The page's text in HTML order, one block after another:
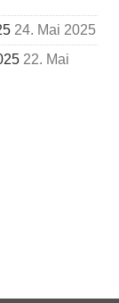
24. Mai 2025
22. Mai